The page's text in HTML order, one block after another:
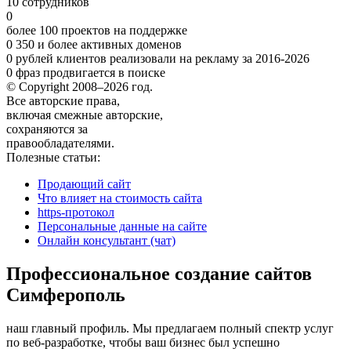
0
более 100 проектов на поддержке
0 350 и более активных доменов
0 рублей клиентов реализовали на рекламу за 2016-2026
0 фраз продвигается в поиске
© Copyright 2008–2026 год.
Все авторские права,
включая смежные авторские,
сохраняются за
правообладателями.
Полезные статьи:
Продающий сайт
Что влияет на стоимость сайта
https-протокол
Персональные данные на сайте
Онлайн консультант (чат)
Профессиональное создание сайтов
Симферополь
наш главный профиль. Мы предлагаем полный спектр услуг
по веб-разработке, чтобы ваш бизнес был успешно